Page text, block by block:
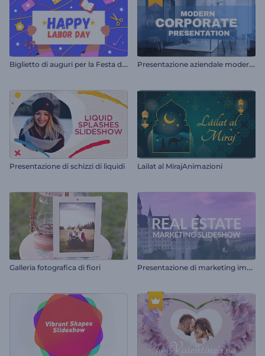
B
iglietto di auguri per la Festa del Lavoro P
resentazione aziendale moderna
Presentazione di schizzi di liquidi Lailat al MirajAnimazioni
Galleria fotografica di fiori P
resentazione di marketing immobiliare